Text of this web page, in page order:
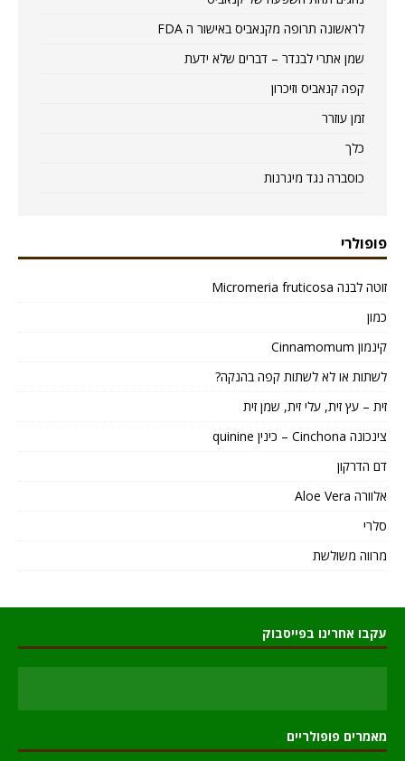
לראשונה תרופה מקנאביס באישור ה FDA
שמן אתרי לבנדר – דברים שלא ידעת
קפה קנאביס וזיכרון
זמן עוזרר
כלך
כוסברה נגד מיגרנות
פופולרי
זוטה לבנה Micromeria fruticosa
כמון
קינמון Cinnamomum
לשתות או לא לשתות קפה בהנקה?
זית – עץ זית, עלי זית, שמן זית
צינכונה Cinchona – כינין quinine
דם הדרקון
אלוורה Aloe Vera
סלרי
מרווה משולשת
עקבו אחרינו בפייסבוק
מאמרים פופולריים